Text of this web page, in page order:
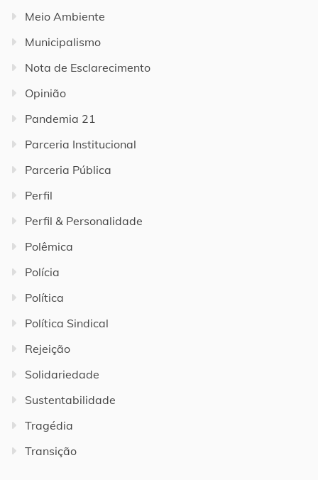
Meio Ambiente
Municipalismo
Nota de Esclarecimento
Opinião
Pandemia 21
Parceria Institucional
Parceria Pública
Perfil
Perfil & Personalidade
Polêmica
Polícia
Política
Política Sindical
Rejeição
Solidariedade
Sustentabilidade
Tragédia
Transição